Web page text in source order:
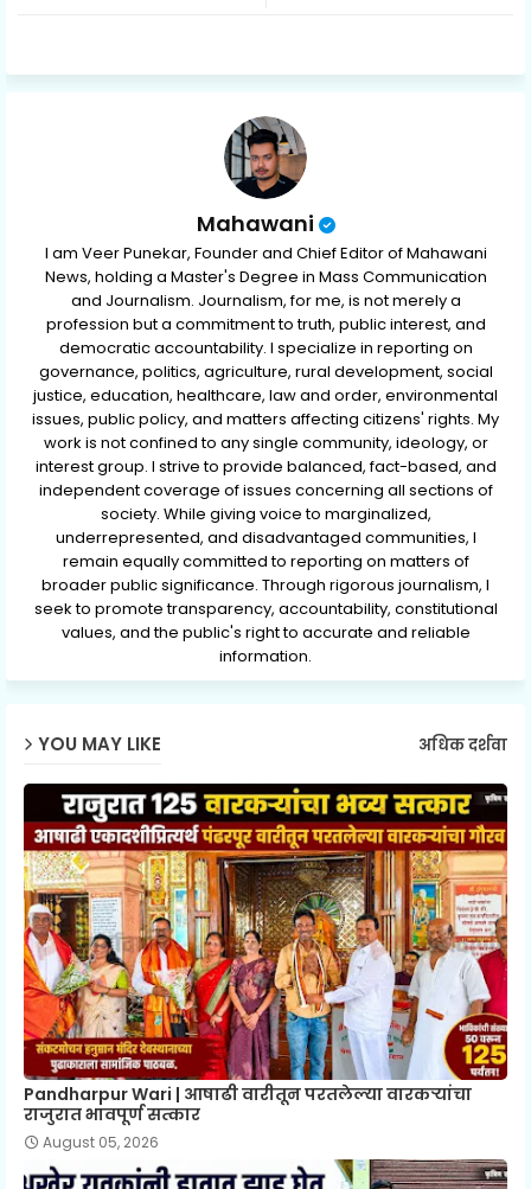
ap
Mahawani
I am Veer Punekar, Founder and Chief Editor of Mahawani
News, holding a Master's Degree in Mass Communication
and Journalism. Journalism, for me, is not merely a
profession but a commitment to truth, public interest, and
democratic accountability. I specialize in reporting on
governance, politics, agriculture, rural development, social
justice, education, healthcare, law and order, environmental
issues, public policy, and matters affecting citizens' rights. My
work is not confined to any single community, ideology, or
interest group. I strive to provide balanced, fact-based, and
independent coverage of issues concerning all sections of
society. While giving voice to marginalized,
underrepresented, and disadvantaged communities, I
remain equally committed to reporting on matters of
broader public significance. Through rigorous journalism, I
seek to promote transparency, accountability, constitutional
values, and the public's right to accurate and reliable
information.
YOU MAY LIKE अधिक दर्शवा
Pandharpur Wari | आषाढी वारीतून परतलेल्या वारकऱ्यांचा
राजुरात भावपूर्ण सत्कार
August 05, 2026